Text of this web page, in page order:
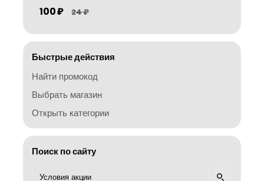
100 ₽ 24 ₽
Быстрые действия
Найти промокод
Выбрать магазин
Открыть категории
Поиск по сайту